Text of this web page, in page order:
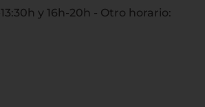
y 16h-20h - Otro horario: